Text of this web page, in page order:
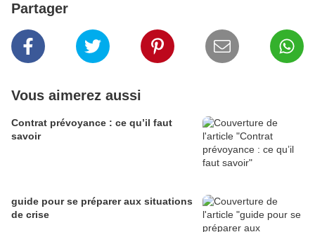
Partager
Vous aimerez aussi
Contrat prévoyance : ce qu’il faut
savoir
guide pour se préparer aux situations
de crise